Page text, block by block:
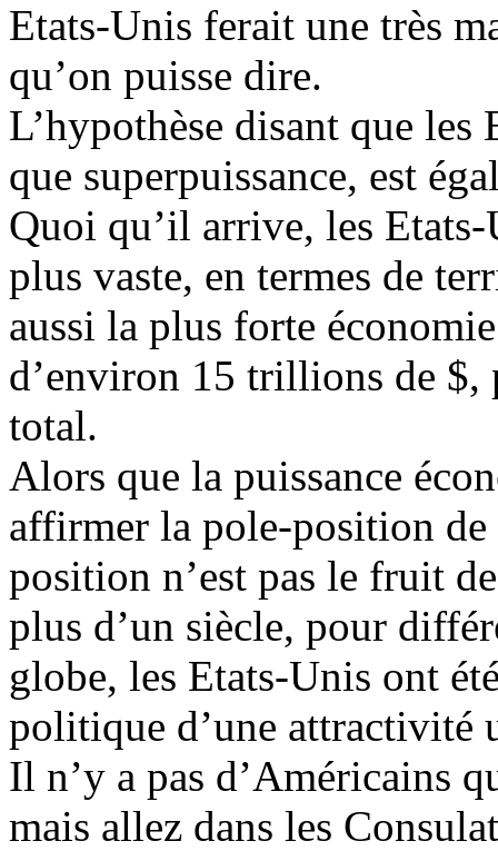
Etats-Unis ferait une très
qu’on puisse dire.
L’hypothèse disant que
que superpuissance, est
Quoi qu’il arrive, les
plus vaste, en termes de
aussi la plus forte
d’environ 15 trillions de $,
total.
Alors que la puissance
affirmer la pole-position de
position n’est pas le fruit
plus d’un siècle, pour
globe, les Etats-Unis ont
politique d’une attractivité
Il n’y a pas d’Américains
mais allez dans les